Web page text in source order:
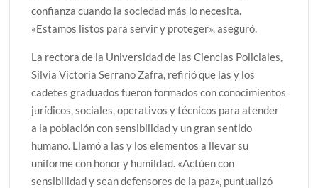
confianza cuando la sociedad más lo necesita.
«Estamos listos para servir y proteger», aseguró.
La rectora de la Universidad de las Ciencias Policiales,
Silvia Victoria Serrano Zafra, refirió que las y los
cadetes graduados fueron formados con conocimientos
jurídicos, sociales, operativos y técnicos para atender
a la población con sensibilidad y un gran sentido
humano. Llamó a las y los elementos a llevar su
uniforme con honor y humildad. «Actúen con
sensibilidad y sean defensores de la paz», puntualizó